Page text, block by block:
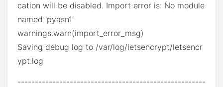
cation will be disabled. Import error is: No module
named 'pyasn1'
warnings.warn(import_error_msg)
Saving debug log to /var/log/letsencrypt/letsencr
ypt.log
------------------------------------------------------